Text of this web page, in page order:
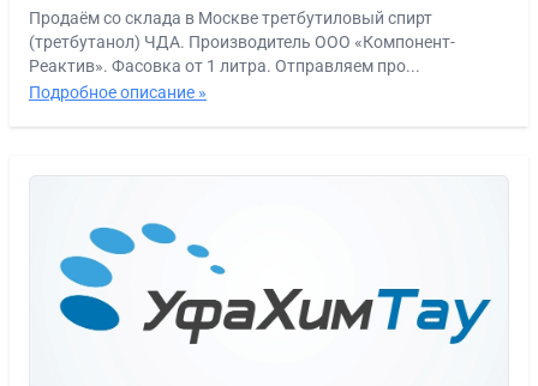
Продаём со склада в Москве третбутиловый спирт
(третбутанол) ЧДА. Производитель ООО «Компонент-
Реактив». Фасовка от 1 литра. Отправляем про...
Подробное описание »